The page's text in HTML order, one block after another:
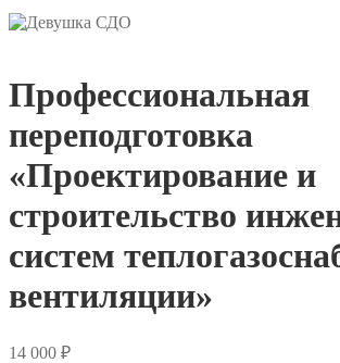
Профессиональная
переподготовка
«Проектирование и
строительство
систем
вентиляции»
14 000 ₽